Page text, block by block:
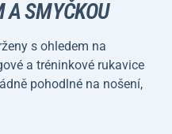
A SMYČKOU
s ohledem na
a tréninkové rukavice
pohodlné na nošení,